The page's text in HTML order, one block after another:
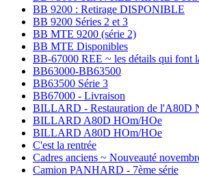
BB 9200 : Retirage DISPONIBLE
BB 9200 Séries 2 et 3
BB MTE 9200 (série 2)
BB MTE Disponibles
BB-67000 REE ~ les détails qui font
BB63000-BB63500
BB63500 Série 3
BB67000 - Livraison
BILLARD - Restauration de l'A80D
BILLARD A80D HOm/HOe
BILLARD A80D HOm/HOe
C'est la rentrée
Cadres anciens ~ Nouveauté
Camion PANHARD - 7ème série